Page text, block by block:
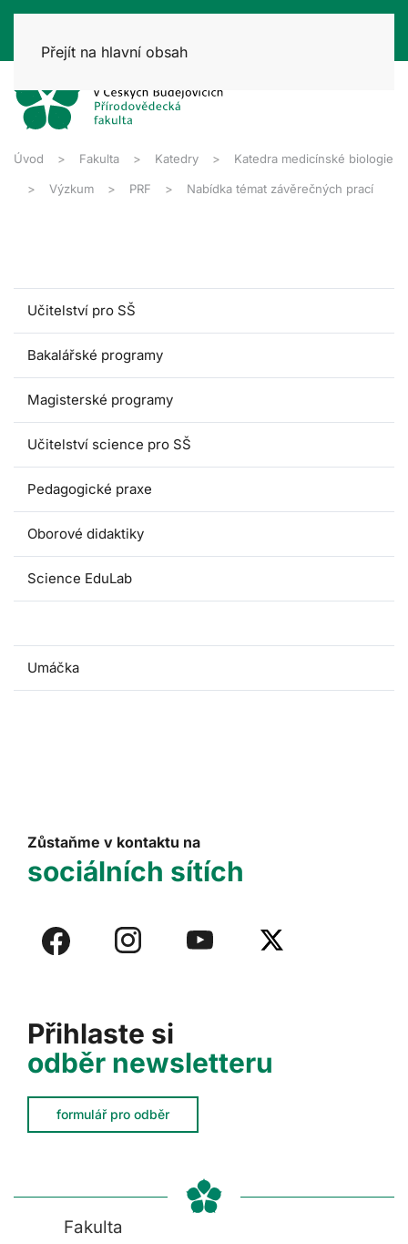
Přejít na hlavní obsah
Úvod Fakulta Katedry Katedra medicínské biologie
Výzkum PRF Nabídka témat závěrečných prací
Učitelství pro SŠ
Bakalářské programy
Magisterské programy
Učitelství science pro SŠ
Pedagogické praxe
Oborové didaktiky
Science EduLab
Umáčka
Přihlaste si
odběr newsletteru
formulář pro odběr
Zůstaňme v kontaktu na
sociálních sítích
Fakulta